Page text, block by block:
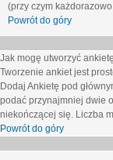
(przy czym
Powrót do góry
Jak mogę utworzyć
Tworzenie ankiet jest
Dodaj Ankietę pod
podać przynajmniej dwie
niekończącej się. Liczba
Powrót do góry